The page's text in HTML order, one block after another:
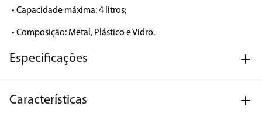
• Capacidade máxima: 4 litros;
• Composição: Metal, Plástico e Vidro.
Especificações
Características